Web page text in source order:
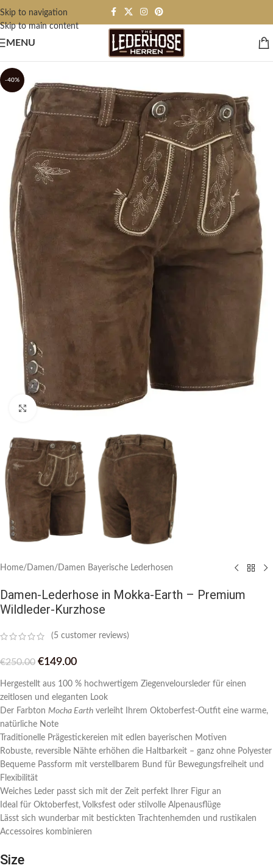
Skip to navigation
Skip to main content
MENU
-40%
Click to enlarge
Home/ Damen/ Damen Bayerische Lederhosen
Damen-Lederhose in Mokka-Earth – Premium
Wildleder-Kurzhose
(5 customer reviews)
€250.00 €149.00
Hergestellt aus 100 % hochwertigem Ziegenveloursleder für einen
zeitlosen und eleganten Look
Der Farbton Mocha Earth verleiht Ihrem Oktoberfest-Outfit eine warme,
natürliche Note
Traditionelle Prägestickereien mit edlen bayerischen Motiven
Robuste, reversible Nähte erhöhen die Haltbarkeit – ganz ohne Polyester
Bequeme Passform mit verstellbarem Bund für Bewegungsfreiheit und
Flexibilität
Weiches Leder passt sich mit der Zeit perfekt Ihrer Figur an
Ideal für Oktoberfest, Volksfest oder stilvolle Alpenausflüge
Lässt sich wunderbar mit bestickten Trachtenhemden und rustikalen
Accessoires kombinieren
Size